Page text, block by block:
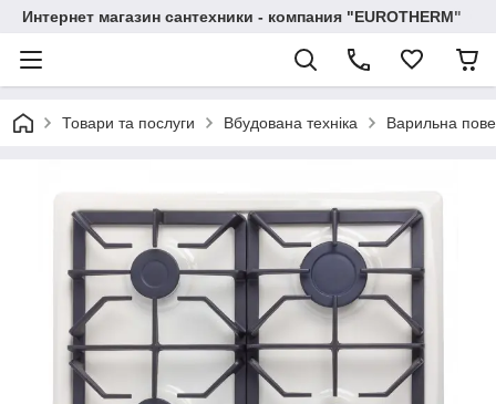
Интернет магазин сантехники - компания "EUROTHERM"
Товари та послуги Вбудована техніка Варильна